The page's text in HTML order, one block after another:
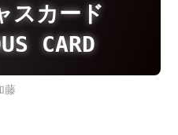
スカード
CARD
藤